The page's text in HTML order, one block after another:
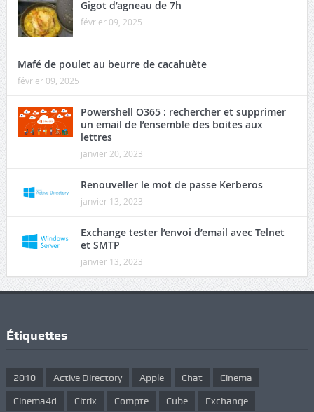
Gigot d’agneau de 7h
février 09, 2025
Mafé de poulet au beurre de cacahuète
février 09, 2025
Powershell O365 : rechercher et supprimer
un email de l’ensemble des boites aux
lettres
janvier 20, 2023
Renouveller le mot de passe Kerberos
janvier 13, 2023
Exchange tester l’envoi d’email avec Telnet
et SMTP
janvier 13, 2023
Étiquettes
2010 Active Directory Apple Chat Cinema
Cinema4d Citrix Compte Cube Exchange